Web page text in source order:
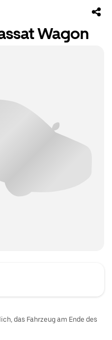
Wagon
das Fahrzeug am Ende des